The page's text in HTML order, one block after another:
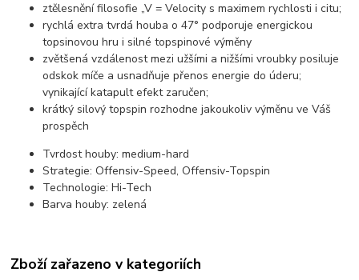
ztělesnění filosofie „V = Velocity s maximem rychlosti i citu;
rychlá extra tvrdá houba o 47° podporuje energickou
topsinovou hru i silné topspinové výměny
zvětšená vzdálenost mezi užšími a nižšími vroubky posiluje
odskok míče a usnadňuje přenos energie do úderu;
vynikající katapult efekt zaručen;
krátký silový topspin rozhodne jakoukoliv výměnu ve Váš
prospěch
Tvrdost houby:medium-hard
Strategie:Offensiv-Speed, Offensiv-Topspin
Technologie:Hi-Tech
Barva houby: zelená
Zboží zařazeno v kategoriích